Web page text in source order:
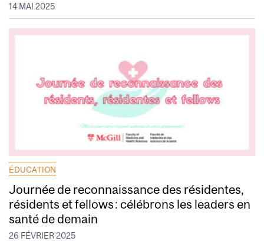
14 MAI 2025
ÉDUCATION
Journée de reconnaissance des résidentes,
résidents et fellows : célébrons les leaders en
santé de demain
26 FÉVRIER 2025